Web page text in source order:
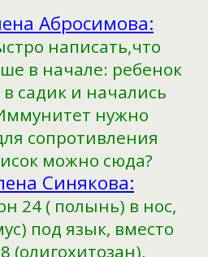
Абросимова:
написать,что
в начале: ребенок
садик и начались
нужно
сопротивления
можно сюда?
Синякова:
24 ( полынь) в нос,
под язык, вместо
(олигохитозан),